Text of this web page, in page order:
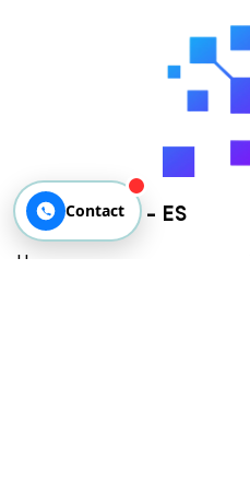
DaintyCloud - ES
Hogar
Contact